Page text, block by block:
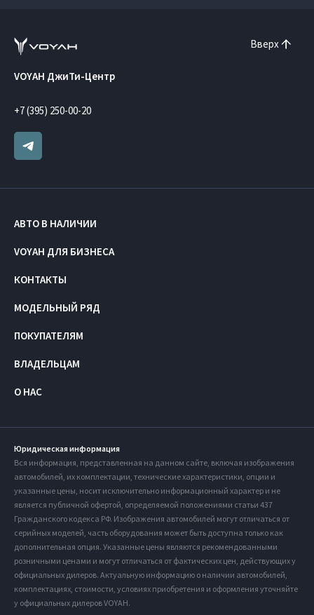
Вверх
VOYAH ДжиТи-Центр
+7 (395) 250-00-20
АВТО В НАЛИЧИИ
VOYAH ДЛЯ БИЗНЕСА
КОНТАКТЫ
МОДЕЛЬНЫЙ РЯД
ПОКУПАТЕЛЯМ
ВЛАДЕЛЬЦАМ
О НАС
Юридическая информация
Вся информация, представленная на данном сайте, включая изображения
автомобилей, их комплектации, технические характеристики, опции и
указанные цены, носит исключительно информационный характер и не
является публичной офертой, определяемой положениями статьи 437
Гражданского кодекса РФ. Изображения автомобилей могут отличаться от
серийных моделей, часть оборудования может быть доступна только как
дополнительная опция. Указанные цены являются рекомендованными
розничными ценами и могут отличаться от фактических цен, действующих у
официальных дилеров. Актуальную информацию о наличии автомобилей,
комплектациях, стоимости, условиях приобретения и оформления уточняйте
у официальных дилеров VOYAH.